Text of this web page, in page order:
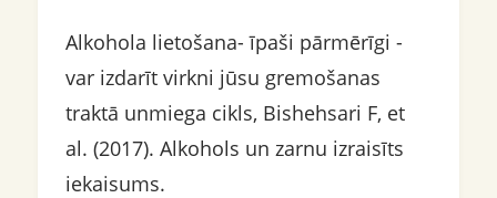
Alkohola lietošana- īpaši pārmērīgi -
var izdarīt virkni jūsu gremošanas
traktā unmiega cikls, Bishehsari F, et
al. (2017). Alkohols un zarnu izraisīts
iekaisums.